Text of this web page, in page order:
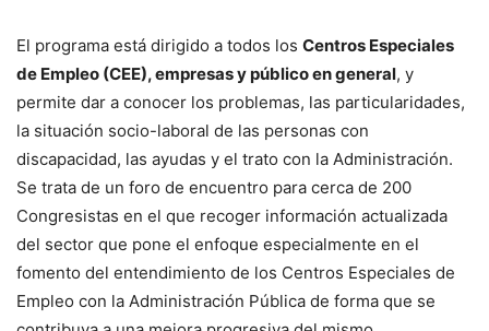
El programa está dirigido a todos los Centros Especiales
de Empleo (CEE), empresas y público en general, y
permite dar a conocer los problemas, las particularidades,
la situación socio-laboral de las personas con
discapacidad, las ayudas y el trato con la Administración.
Se trata de un foro de encuentro para cerca de 200
Congresistas en el que recoger información actualizada
del sector que pone el enfoque especialmente en el
fomento del entendimiento de los Centros Especiales de
Empleo con la Administración Pública de forma que se